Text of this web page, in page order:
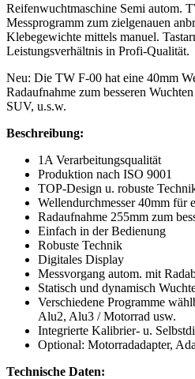
00
Menge
Reifenwuchtmaschine Semi autom.
Messprogramm zum zielgenauen
Klebegewichte mittels manuel.
Leistungsverhältnis in Profi-Qualität.
Neu: Die TW F-00 hat eine 40mm
Radaufnahme zum besseren
SUV, u.s.w.
Beschreibung:
1A Verarbeitungsqualität
Produktion nach ISO 9001
TOP-Design u. robuste
Wellendurchmesser 40mm für
Radaufnahme 255mm zum
Einfach in der Bedienung
Robuste Technik
Digitales Display
Messvorgang autom. mit
Statisch und dynamisch
Verschiedene Programme
Alu2, Alu3 / Motorrad usw.
Integrierte Kalibrier- u.
Optional: Motorradadapter,
Technische Daten: